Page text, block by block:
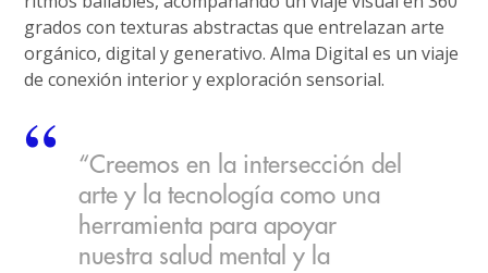
grados con texturas abstractas que entrelazan arte
orgánico, digital y generativo. Alma Digital es un viaje
de conexión interior y exploración sensorial.
“Creemos en la intersección del
arte y la tecnología como una
herramienta para apoyar
nuestra salud mental y la